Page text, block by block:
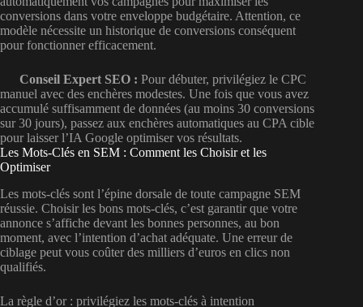
conversions dans votre enveloppe budgétaire. Attention, ce
modèle nécessite un historique de conversions conséquent
pour fonctionner efficacement.
Conseil Expert SEO : Pour débuter, privilégiez le CPC
manuel avec des enchères modestes. Une fois que vous avez
accumulé suffisamment de données (au moins 30 conversions
sur 30 jours), passez aux enchères automatiques au CPA cible
pour laisser l’IA Google optimiser vos résultats.
Les Mots-Clés en SEM : Comment les Choisir et les
Optimiser
Les mots-clés sont l’épine dorsale de toute campagne SEM
réussie. Choisir les bons mots-clés, c’est garantir que votre
annonce s’affiche devant les bonnes personnes, au bon
moment, avec l’intention d’achat adéquate. Une erreur de
ciblage peut vous coûter des milliers d’euros en clics non
qualifiés.
La règle d’or : privilégiez les mots-clés à intention